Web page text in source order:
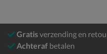
Gratisverzending en
Achteraf betalen